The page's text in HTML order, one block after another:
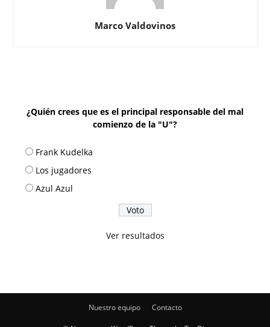
Marco Valdovinos
¿Quién crees que es el principal responsable del mal
comienzo de la "U"?
Frank Kudelka
Los jugadores
Azul Azul
Ver resultados
Nuestro equipo Contacto